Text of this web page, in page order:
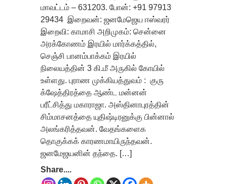
மாவட்டம் – 631203. போன்: +91 97913
29434 இறைவன்: ஜனமேஜெய ஈஸ்வரர்
இறைவி: காமாசி அறிமுகம்: சென்னை
அரக்கோணம் இரயில் மார்க்கத்தில்,
செஞ்சி பானம்பாக்கம் இரயில்
நிலையத்தின் 3 கி.மீ அருகில் கோயில்
உள்ளது. புராண முக்கியத்துவம் : குரு
க்ஷேத்திரத்தை ஆண்ட மன்னன்
பரீட்சித்து மகாராஜா. அஸ்தினாபுரத்தின்
சிம்மாசனத்தை யுதிஷ்டிரனுக்கு பின்னால்
அலங்கரித்தவன். வேதங்களைக
தொகுக்கக் காரணமாயிருந்தவன்.
ஜனமேஜயனின் தந்தை. […]
Share....